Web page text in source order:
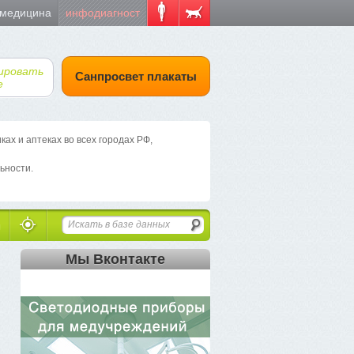
инфодиагност
Санпросвет плакаты
и аптеках во всех городах РФ,
Мы Вконтакте